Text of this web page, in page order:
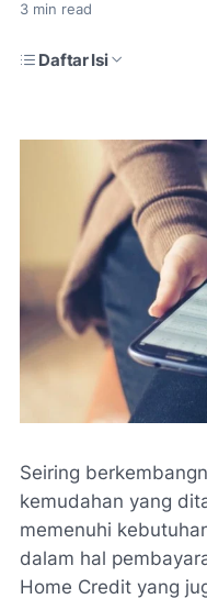
3 min read
Daftar Isi
Seiring
kemudahan yang
memenuhi
dalam hal
Home Credit yang